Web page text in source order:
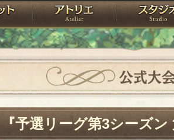
ローレット アトリエ
公式大
『予選リーグ第3シーズン